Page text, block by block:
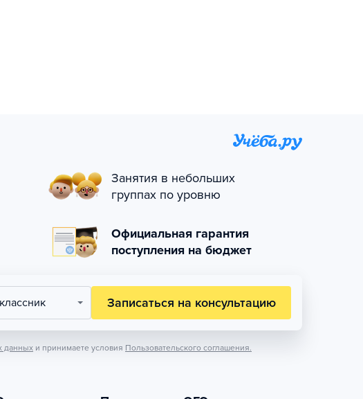
Занятия в небольших
группах по уровню
Официальная гарантия
поступления на бюджет
Записаться на консультацию
данных и принимаете условия Пользовательского соглашения.